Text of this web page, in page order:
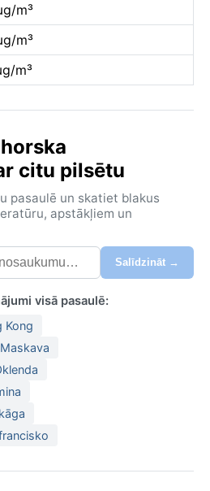
m³
m³
m³
citu pilsētu
pasaulē un skatiet blakus
apstākļiem un
Salīdzināt →
visā pasaulē: